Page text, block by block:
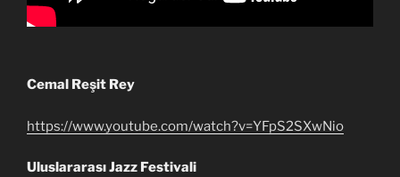
Cemal Reşit Rey
https://www.youtube.com/watch?v=YFpS2SXwNio
Uluslararası Jazz Festivali